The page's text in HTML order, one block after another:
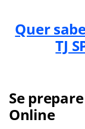
Quer
TJ
Se
Online